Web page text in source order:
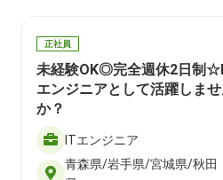
正社員
未経験OK◎完全週休2日制
エンジニアとして活躍しま
か？
ITエンジニア
青森県/岩手県/宮城県/秋田